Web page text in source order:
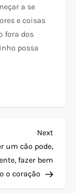
a se
e coisas
fora dos
possa
Next
Next
um cão pode,
fazer bem
o coração